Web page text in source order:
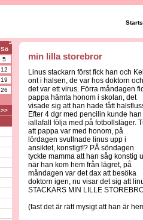
Sö
5
12
19
26
>>
min lilla storebror
Linus stackarn först fick han och
ont i halsen, de var hos doktorn och
det var ett virus. Förra måndagen
pappa hämta honom i skolan, det
visade sig att han hade fått
Efter 4 dgr med pencilin kunde han
iallafall följa med på fotbollsläger.
att pappa var med honom, på
lördagen svullnade linus upp i
ansiktet, konstigt!? PÅ söndagen
tyckte mamma att han såg konstig
när han kom hem från lägret, på
måndagen var det dax att besöka
doktorn igen, nu visar det sig att
STACKARS MIN LILLE
(fast det är rätt mysigt att han är